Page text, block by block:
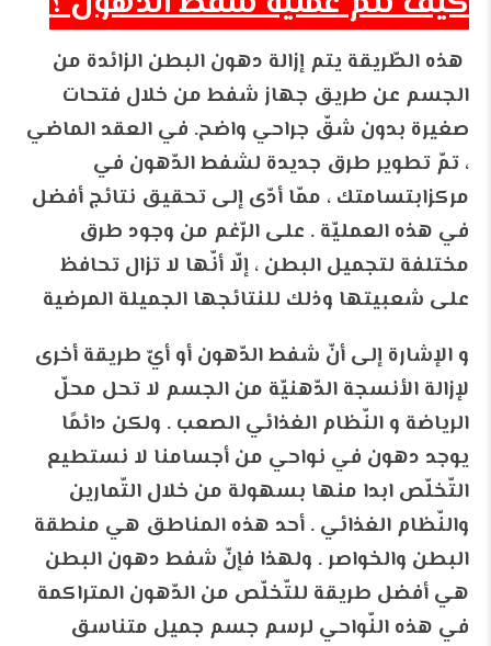
هذه الطّريقة يتم إزالة دهون البطن الزائدة من
الجسم عن طريق جهاز شفط من خلال فتحات
صغيرة بدون شقّ جراحي واضح. في العقد الماضي
، تمّ تطوير طرق جديدة لشفط الدّهون في
مركزابتسامتك ، ممّا أدّى إلى تحقيق نتائج أفضل
في هذه العمليّة . على الرّغم من وجود طرق
مختلفة لتجميل البطن ، إلّا أنّها لا تزال تحافظ
على شعبيتها وذلك للنتائجها الجميلة المرضية
و الإشارة إلى أنّ شفط الدّهون أو أيّ طريقة أخرى
لإزالة الأنسجة الدّهنيّة من الجسم لا تحل محلّ
الرياضة و النّظام الغذائي الصعب . ولكن دائمًا
يوجد دهون في نواحي من أجسامنا لا نستطيع
التّخلّص ابدا منها بسهولة من خلال التّمارين
والنّظام الغذائي . أحد هذه المناطق هي منطقة
البطن والخواصر . ولهذا فإنّ شفط دهون البطن
هي أفضل طريقة للتّخلّص من الدّهون المتراكمة
في هذه النّواحي لرسم جسم جميل متناسق